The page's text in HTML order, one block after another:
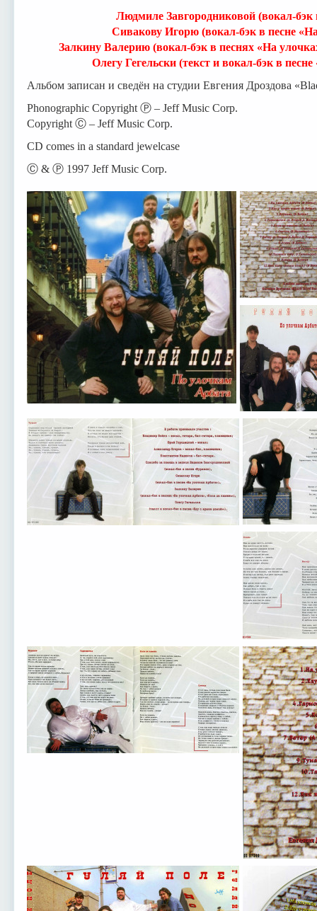
Людмиле Завгородниковой (вокал-
Сивакову Игорю (вокал-бэк в песне
Залкину Валерию (вокал-бэк в песнях «На
Олегу Гегельски (текст и вокал-бэк в
Альбом записан и сведён на студии Евгения Дроздова
Phonographic Copyright Ⓟ – Jeff Music Corp.
Copyright Ⓒ – Jeff Music Corp.
CD comes in a standard jewelcase
Ⓒ & Ⓟ 1997 Jeff Music Corp.